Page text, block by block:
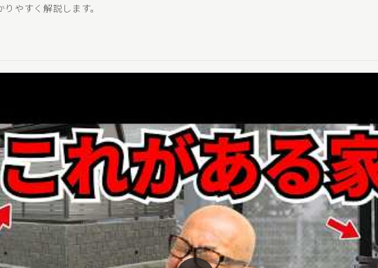
りやすく解説します。